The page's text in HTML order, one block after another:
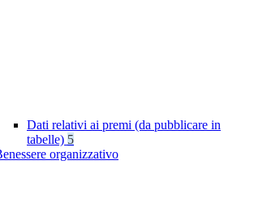
Dati relativi ai premi (da pubblicare in
tabelle) 5
organizzativo